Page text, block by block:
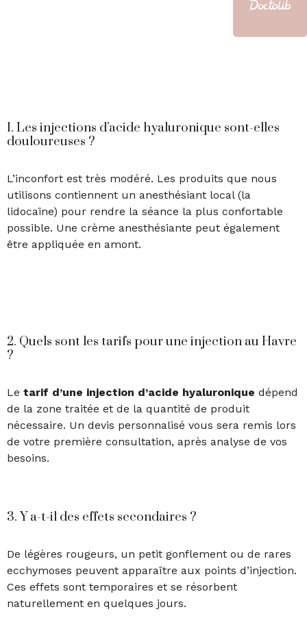
1. Les injections d'acide hyaluronique sont-elles
douloureuses ?
L’inconfort est très modéré. Les produits que nous
utilisons contiennent un anesthésiant local (la
lidocaïne) pour rendre la séance la plus confortable
possible. Une crème anesthésiante peut également
être appliquée en amont.
2. Quels sont les tarifs pour une injection au Havre
?
Le tarif d’une injection d’acide hyaluronique dépend
de la zone traitée et de la quantité de produit
nécessaire. Un devis personnalisé vous sera remis lors
de votre première consultation, après analyse de vos
besoins.
3. Y a-t-il des effets secondaires ?
De légères rougeurs, un petit gonflement ou de rares
ecchymoses peuvent apparaître aux points d’injection.
Ces effets sont temporaires et se résorbent
naturellement en quelques jours.